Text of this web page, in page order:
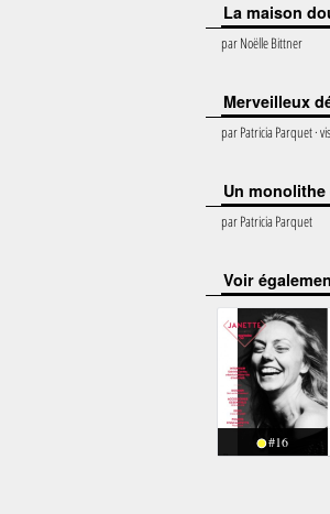
La maison
parNoëlle Bittner
Merveilleux
parPatricia Parquet·
Un
parPatricia Parquet
voir
#16